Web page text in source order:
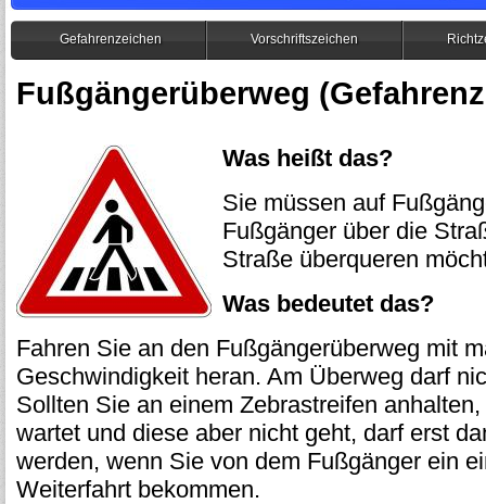
Gefahrenzeichen Vorschriftszeichen
Fußgängerüberweg
Was heißt das?
Sie müssen auf
Fußgänger über die
Straße überqueren
Was bedeutet das?
Fahren Sie an den Fußgängerüberweg mit
Geschwindigkeit heran. Am Überweg darf
Sollten Sie an einem Zebrastreifen
wartet und diese aber nicht geht, darf erst
werden, wenn Sie von dem Fußgänger ein
Weiterfahrt bekommen.